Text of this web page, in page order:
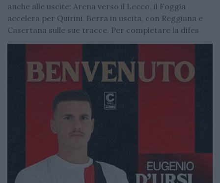
anche alle uscite: Arena verso il Lecco, il Foggia
accelera per Quirini. Berra in uscita, con Reggiana e
Casertana sulle sue tracce. Per completare la difes